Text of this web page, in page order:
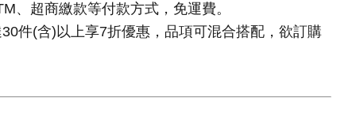
、超商繳款等付款方式，免運費。
件(含)以上享7折優惠，品項可混合搭配，欲訂購